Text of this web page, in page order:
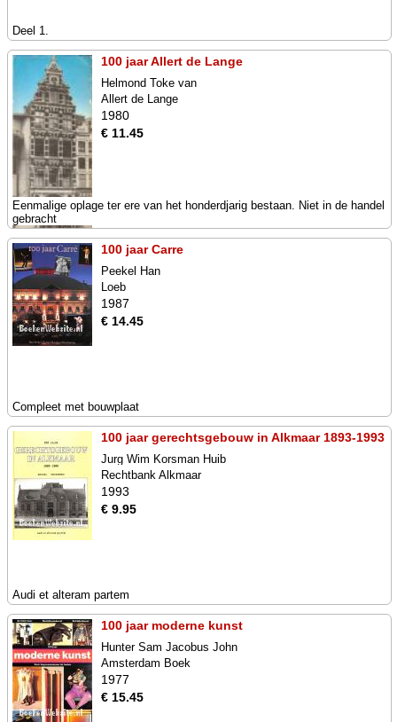
Deel 1.
100 jaar Allert de Lange
Helmond Toke van
Allert de Lange
1980
€ 11.45
Eenmalige oplage ter ere van het honderdjarig bestaan. Niet in de handel
gebracht
100 jaar Carre
Peekel Han
Loeb
1987
€ 14.45
Compleet met bouwplaat
100 jaar gerechtsgebouw in Alkmaar 1893-1993
Jurg Wim Korsman Huib
Rechtbank Alkmaar
1993
€ 9.95
Audi et alteram partem
100 jaar moderne kunst
Hunter Sam Jacobus John
Amsterdam Boek
1977
€ 15.45